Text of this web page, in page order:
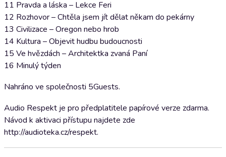
11 Pravda a láska – Lekce Feri
12 Rozhovor – Chtěla jsem jít dělat někam do pekárny
13 Civilizace – Oregon nebo hrob
14 Kultura – Objevit hudbu budoucnosti
15 Ve hvězdách – Architektka zvaná Paní
16 Minulý týden
Nahráno ve společnosti 5Guests.
Audio Respekt je pro předplatitele papírové verze zdarma.
Návod k aktivaci přístupu najdete zde
http://audioteka.cz/respekt.